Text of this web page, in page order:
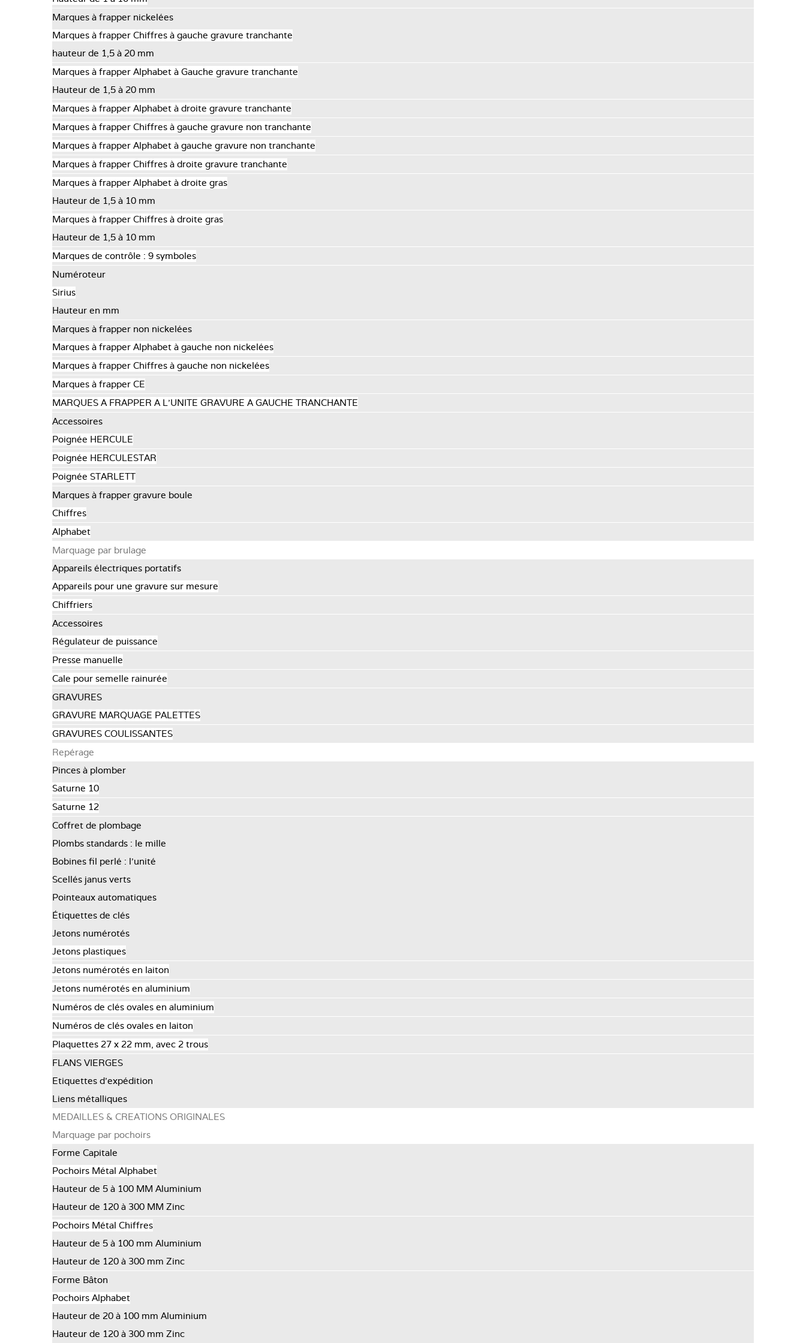
Marques à frapper nickelées
Marques à frapper Chiffres à gauche gravure tranchante
hauteur de 1,5 à 20 mm
Marques à frapper Alphabet à Gauche gravure tranchante
Hauteur de 1,5 à 20 mm
Marques à frapper Alphabet à droite gravure tranchante
Marques à frapper Chiffres à gauche gravure non tranchante
Marques à frapper Alphabet à gauche gravure non tranchante
Marques à frapper Chiffres à droite gravure tranchante
Marques à frapper Alphabet à droite gras
Hauteur de 1,5 à 10 mm
Marques à frapper Chiffres à droite gras
Hauteur de 1,5 à 10 mm
Marques de contrôle : 9 symboles
Numéroteur
Sirius
Hauteur en mm
Marques à frapper non nickelées
Marques à frapper Alphabet à gauche non nickelées
Marques à frapper Chiffres à gauche non nickelées
Marques à frapper CE
MARQUES A FRAPPER A L'UNITE GRAVURE A GAUCHE TRANCHANTE
Accessoires
Poignée HERCULE
Poignée HERCULESTAR
Poignée STARLETT
Marques à frapper gravure boule
Chiffres
Alphabet
Marquage par brulage
Appareils électriques portatifs
Appareils pour une gravure sur mesure
Chiffriers
Accessoires
Régulateur de puissance
Presse manuelle
Cale pour semelle rainurée
GRAVURES
GRAVURE MARQUAGE PALETTES
GRAVURES COULISSANTES
Repérage
Pinces à plomber
Saturne 10
Saturne 12
Coffret de plombage
Plombs standards : le mille
Bobines fil perlé : l’unité
Scellés janus verts
Pointeaux automatiques
Étiquettes de clés
Jetons numérotés
Jetons plastiques
Jetons numérotés en laiton
Jetons numérotés en aluminium
Numéros de clés ovales en aluminium
Numéros de clés ovales en laiton
Plaquettes 27 x 22 mm, avec 2 trous
FLANS VIERGES
Etiquettes d'expédition
Liens métalliques
MEDAILLES & CREATIONS ORIGINALES
Marquage par pochoirs
Forme Capitale
Pochoirs Métal Alphabet
Hauteur de 5 à 100 MM Aluminium
Hauteur de 120 à 300 MM Zinc
Pochoirs Métal Chiffres
Hauteur de 5 à 100 mm Aluminium
Hauteur de 120 à 300 mm Zinc
Forme Bâton
Pochoirs Alphabet
Hauteur de 20 à 100 mm Aluminium
Hauteur de 120 à 300 mm Zinc